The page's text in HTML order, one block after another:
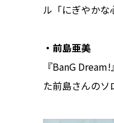
ル「にぎやかな
・前島亜美
『BanG
た前島さんの